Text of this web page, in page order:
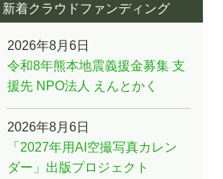
新着クラウドファンディング
2026年8月6日
令和8年熊本地震義援金募集 支
援先 NPO法人 えんとかく
2026年8月6日
「2027年用AI空撮写真カレン
ダー」出版プロジェクト